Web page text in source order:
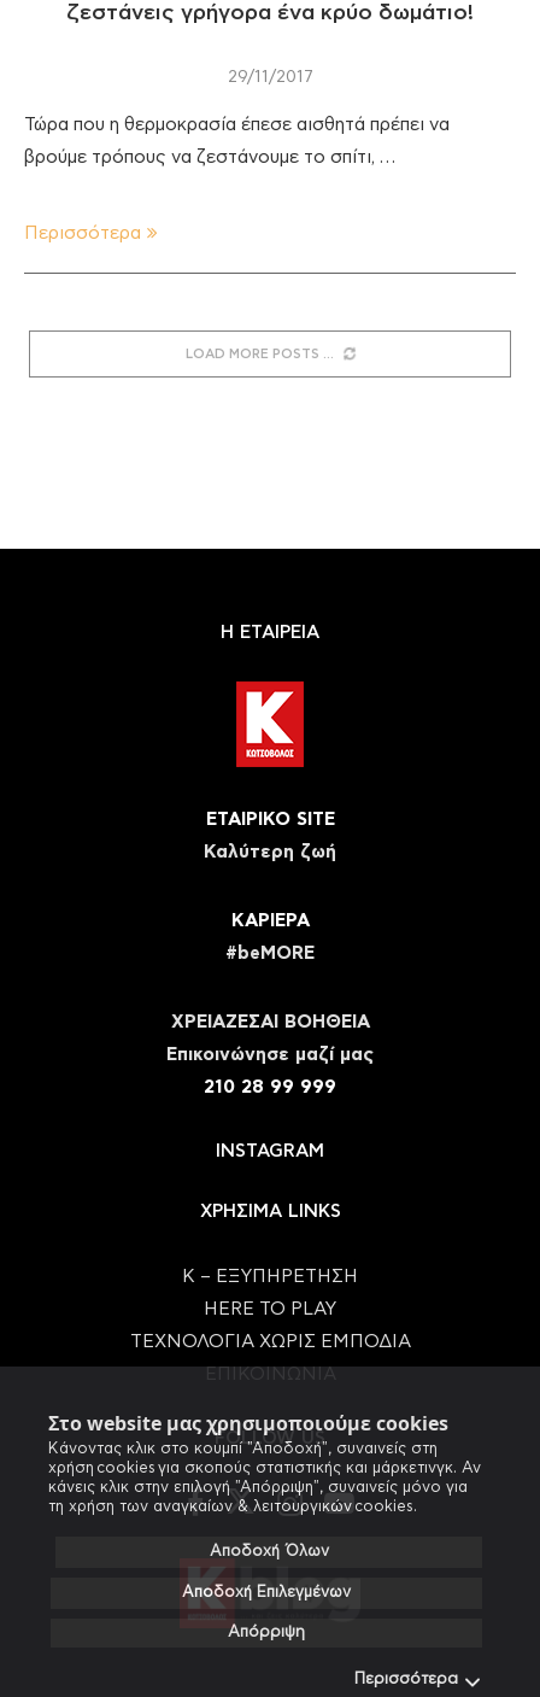
Στο website μας χρησιμοποιούμε cookies
Κάνοντας κλικ στο κουμπί "Αποδοχή", συναινείς στη
χρήση cookies για σκοπούς στατιστικής και μάρκετινγκ. Αν
κάνεις κλικ στην επιλογή "Απόρριψη", συναινείς μόνο για
τη χρήση των αναγκαίων & λειτουργικών cookies.
Αποδοχή Όλων
Αποδοχή Επιλεγμένων
Απόρριψη
Περισσότερα
ζεστάνεις γρήγορα ένα κρύο δωμάτιο!
29/11/2017
Τώρα που η θερμοκρασία έπεσε αισθητά πρέπει να
βρούμε τρόπους να ζεστάνουμε το σπίτι, …
Περισσότερα
LOAD MORE POSTS
Η ΕΤΑΙΡΕΙΑ
ΕΤΑΙΡΙΚΟ SITE
Καλύτερη ζωή
ΚΑΡΙΕΡΑ
#beMORE
ΧΡΕΙΑΖΕΣΑΙ ΒΟΗΘΕΙΑ
Eπικοινώνησε μαζί μας
210 28 99 999
INSTAGRAM
ΧΡΗΣΙΜΑ LINKS
Κ – ΕΞΥΠΗΡΕΤΗΣΗ
HERE TO PLAY
ΤΕΧΝΟΛΟΓΙΑ ΧΩΡΙΣ ΕΜΠΟΔΙΑ
FOLLOW US